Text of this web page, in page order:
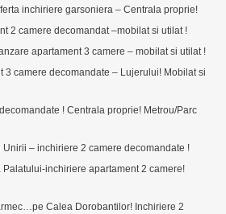
inchiriere garsoniera – Centrala proprie!
2 camere decomandat –mobilat si utilat !
apartament 3 camere – mobilat si utilat !
3 camere decomandate – Lujerului! Mobilat si
! Centrala proprie! Metrou/Parc
Unirii – inchiriere 2 camere decomandate !
inchiriere apartament 2 camere!
Calea Dorobantilor! Inchiriere 2